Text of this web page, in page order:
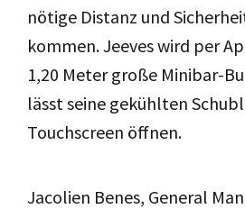
nötige Distanz und
kommen. Jeeves wird per
1,20 Meter große Minibar-
lässt seine gekühlten
Touchscreen öffnen.
Jacolien Benes, General